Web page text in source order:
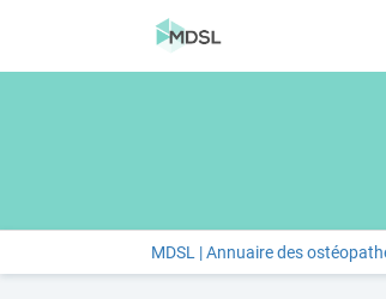
MDSL | Annuaire des